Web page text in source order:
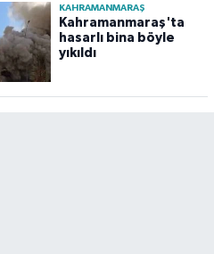
KAHRAMANMARAŞ
Kahramanmaraş'ta
hasarlı bina böyle
yıkıldı